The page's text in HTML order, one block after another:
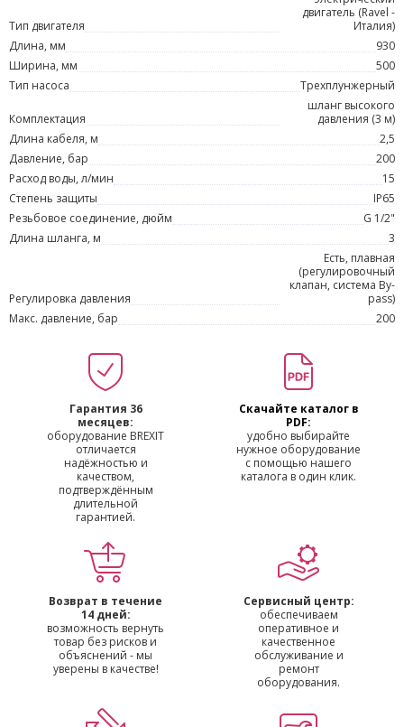
Тип двигателя
двигатель (Ravel -
Италия)
Длина, мм
930
Ширина, мм
500
Тип насоса
Трехплунжерный
Комплектация
шланг высокого
давления (3 м)
Длина кабеля, м
2,5
Давление, бар
200
Расход воды, л/мин
15
Степень защиты
IP65
Резьбовое соединение, дюйм
G 1/2"
Длина шланга, м
3
Регулировка давления
Есть, плавная
(регулировочный
клапан, система By-
pass)
Макс. давление, бар
200
Гарантия 36
месяцев:
оборудование BREXIT
отличается
надёжностью и
качеством,
подтверждённым
длительной
гарантией.
Скачайте каталог в
PDF:
удобно выбирайте
нужное оборудование
с помощью нашего
каталога в один клик.
Возврат в течение
14 дней:
возможность вернуть
товар без рисков и
объяснений - мы
уверены в качестве!
Сервисный центр:
обеспечиваем
оперативное и
качественное
обслуживание и
ремонт
оборудования.